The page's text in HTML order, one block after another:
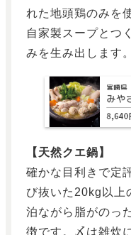
れた地頭鶏のみを
自家製スープとつ
みを生み出します。
【天然クエ鍋】
確かな目利きで定
び抜いた20kg以上
泊ながら脂がのっ
徴です。〆は雑炊